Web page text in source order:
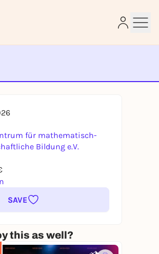
für mathematisch-
Bildung e.V.
SAVE
this as well?